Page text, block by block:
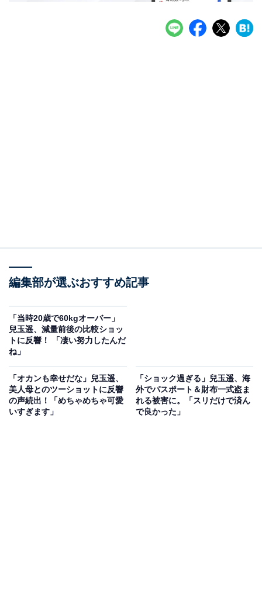
編集部が選ぶおすすめ記事
「当時20歳で60kgオーバー」
兒玉遥、減量前後の比較ショッ
トに反響！ 「凄い努力したんだ
ね」
「オカンも幸せだな」兒玉遥、
美人母とのツーショットに反響
の声続出！「めちゃめちゃ可愛
いすぎます」
「ショック過ぎる」兒玉遥、海
外でパスポート＆財布一式盗ま
れる被害に。「スリだけで済ん
で良かった」